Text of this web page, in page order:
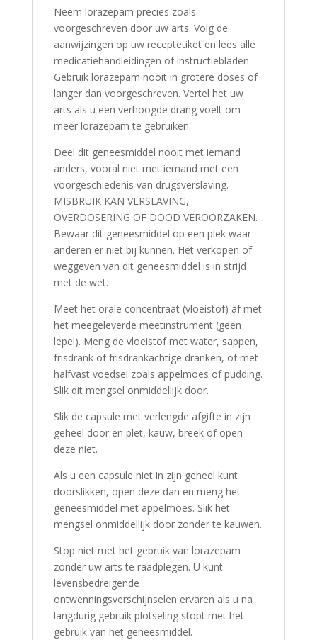
Neem lorazepam precies zoals
voorgeschreven door uw arts. Volg de
aanwijzingen op uw receptetiket en lees alle
medicatiehandleidingen of instructiebladen.
Gebruik lorazepam nooit in grotere doses of
langer dan voorgeschreven. Vertel het uw
arts als u een verhoogde drang voelt om
meer lorazepam te gebruiken.
Deel dit geneesmiddel nooit met iemand
anders, vooral niet met iemand met een
voorgeschiedenis van drugsverslaving.
MISBRUIK KAN VERSLAVING,
OVERDOSERING OF DOOD VEROORZAKEN.
Bewaar dit geneesmiddel op een plek waar
anderen er niet bij kunnen. Het verkopen of
weggeven van dit geneesmiddel is in strijd
met de wet.
Meet het orale concentraat (vloeistof) af met
het meegeleverde meetinstrument (geen
lepel). Meng de vloeistof met water, sappen,
frisdrank of frisdrankachtige dranken, of met
halfvast voedsel zoals appelmoes of pudding.
Slik dit mengsel onmiddellijk door.
Slik de capsule met verlengde afgifte in zijn
geheel door en plet, kauw, breek of open
deze niet.
Als u een capsule niet in zijn geheel kunt
doorslikken, open deze dan en meng het
geneesmiddel met appelmoes. Slik het
mengsel onmiddellijk door zonder te kauwen.
Stop niet met het gebruik van lorazepam
zonder uw arts te raadplegen. U kunt
levensbedreigende
ontwenningsverschijnselen ervaren als u na
langdurig gebruik plotseling stopt met het
gebruik van het geneesmiddel.